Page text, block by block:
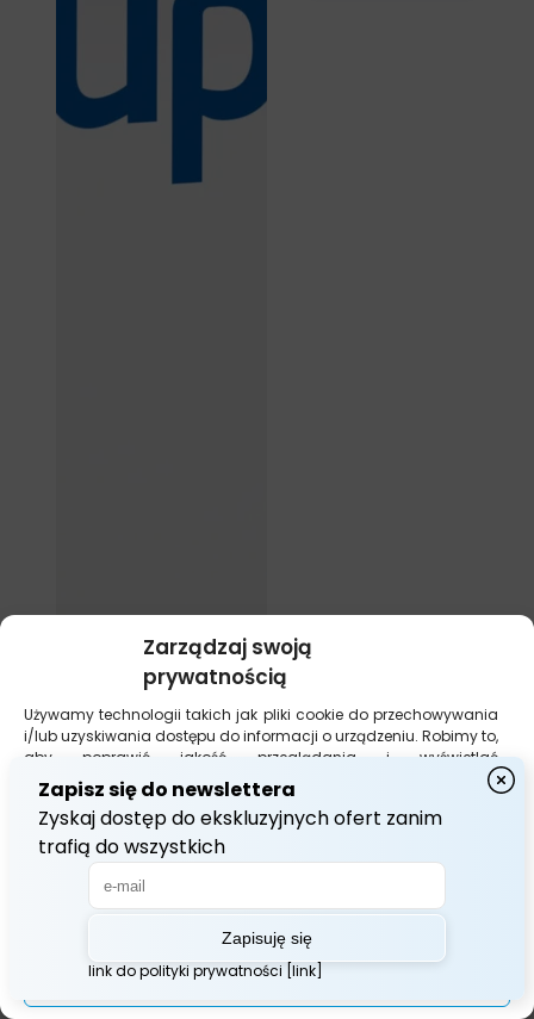
Zarządzaj swoją
prywatnością
Używamy technologii takich jak pliki cookie do przechowywania
i/lub uzyskiwania dostępu do informacji o urządzeniu. Robimy to,
aby poprawić jakość przeglądania i wyświetlać
(nie)spersonalizowane reklamy. Wyrażenie zgody na te
technologie umożliwi nam przetwarzanie danych, takich jak
zachowanie podczas przeglądania lub unikalne identyfikatory
na tej stronie. Brak wyrażenia zgody lub jej wycofanie może
niekorzystnie wpłynąć na niektóre cechy i funkcje.
Akceptuj Wszystko
Zarządzaj opcjami